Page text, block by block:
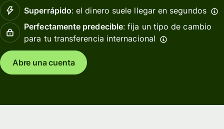
Superrápido: el dinero suele llegar en segundos
Perfectamente predecible: fija un tipo de cambio
para tu transferencia internacional
Abre una cuenta